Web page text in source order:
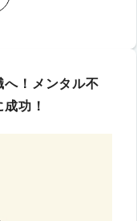
へ！メンタル不
功！